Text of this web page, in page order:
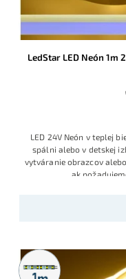
LedStar LED Neón 1m
LED 24V Neón v teplej
spálni alebo v detskej
vytváranie obrazcov
ak
Metrážny
predaj